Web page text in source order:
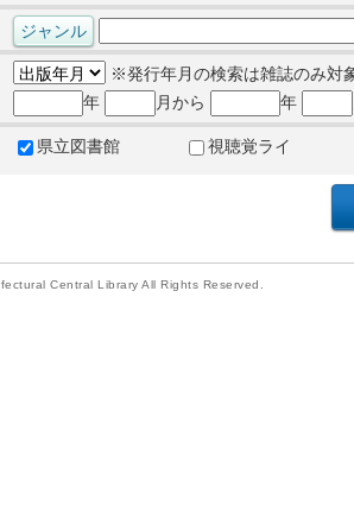
※発行年月の検索は雑誌のみ対
年
月から 年
県立図書館 視聴覚ライ
Central Library All Rights Reserved.